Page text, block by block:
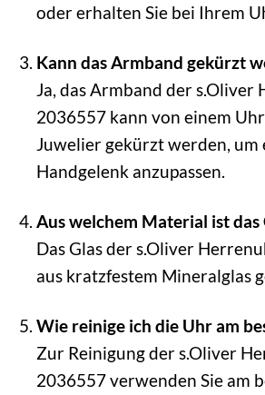
oder erhalten Sie bei Ihrem
Kann das Armband gekürzt
Ja, das Armband der s.Oliver
2036557 kann von einem
Juwelier gekürzt werden, um
Handgelenk anzupassen.
Aus welchem Material ist das
Das Glas der s.Oliver
aus kratzfestem Mineralglas
Wie reinige ich die Uhr am
Zur Reinigung der s.Oliver
2036557 verwenden Sie am